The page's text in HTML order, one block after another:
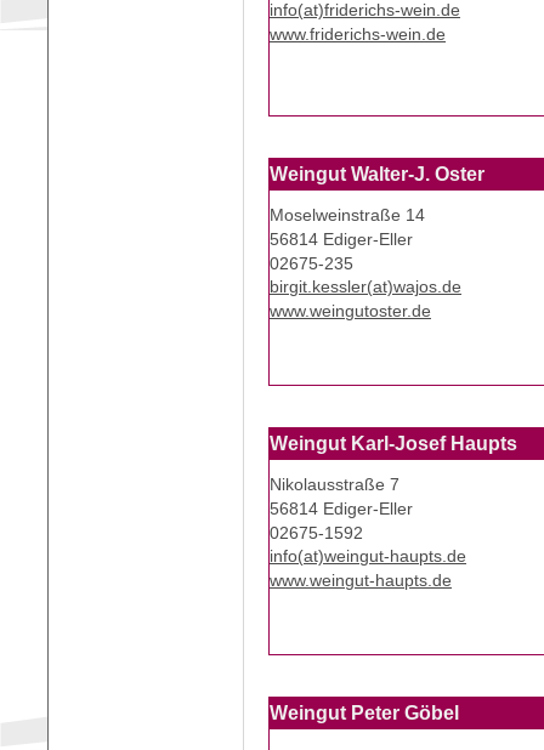
info(at)friderichs-wein.de
www.friderichs-wein.de
Weingut Walter-J. Oster
Moselweinstraße 14
56814 Ediger-Eller
02675-235
birgit.kessler(at)wajos.de
www.weingutoster.de
Weingut Karl-Josef Haupts
Nikolausstraße 7
56814 Ediger-Eller
02675-1592
info(at)weingut-haupts.de
www.weingut-haupts.de
Weingut Peter Göbel